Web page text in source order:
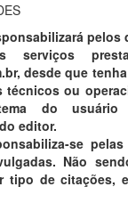
serviços
desde que
técnicos ou
do
editor.
se
Não
tipo de citações,